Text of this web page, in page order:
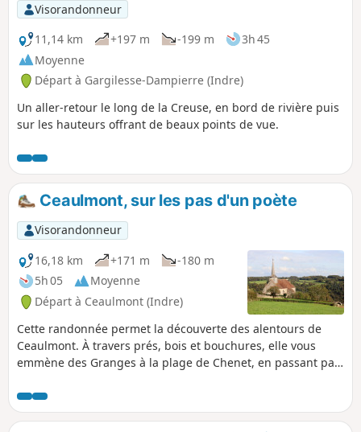
Visorandonneur
11,14 km
+197 m -199 m
3h 45
Moyenne
Départ à Gargilesse-Dampierre (Indre)
Un aller-retour le long de la Creuse, en bord de rivière puis
sur les hauteurs offrant de beaux points de vue.
Ceaulmont, sur les pas d'un poète
Visorandonneur
16,18 km
+171 m
-180 m
5h 05
Moyenne
Départ à Ceaulmont (Indre)
Cette randonnée permet la découverte des alentours de
Ceaulmont. À travers prés, bois et bouchures, elle vous
emmène des Granges à la plage de Chenet, en passant par
Saturnin. Cet univers champêtre fut une terre d'inspiration
et d'exploration pour un homme amoureux de la nature : le